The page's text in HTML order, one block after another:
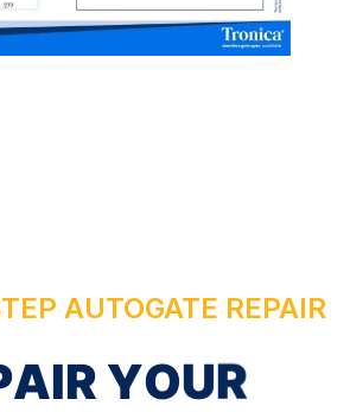
AUTOGATE REPAIR
AIR YOUR